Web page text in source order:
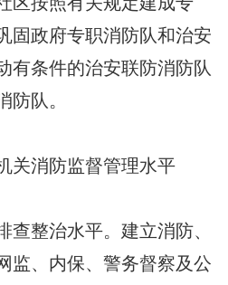
固政府专职消防队和治安
有条件的治安联防消防队
防队。
消防监督管理水平
整治水平。建立消防、
监、内保、警务督察及公